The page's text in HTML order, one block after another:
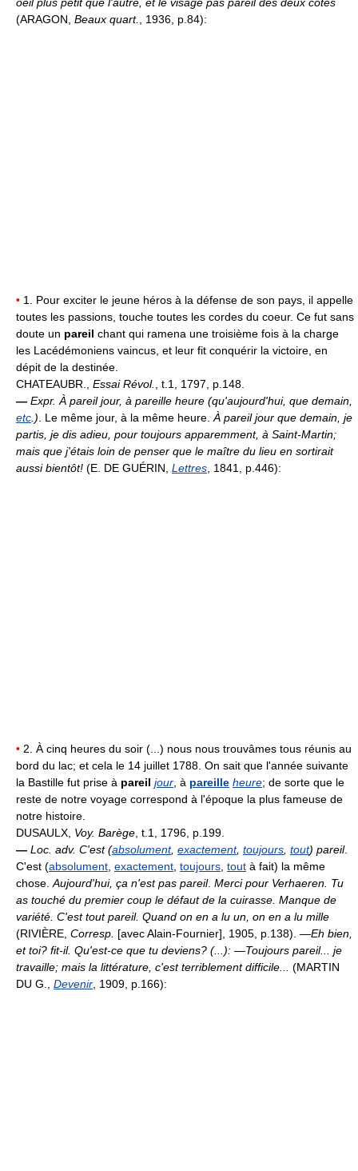
(ARAGON, Beaux quart. , 1936, p.84):
• 1. Pour exciter le jeune héros à la défense de son pays, il appelle
toutes les passions, touche toutes les cordes du coeur. Ce fut sans
doute un pareil chant qui ramena une troisième fois à la charge
les Lacédémoniens vaincus, et leur fit conquérir la victoire, en
dépit de la destinée.
CHATEAUBR., Essai Révol.
, t.1, 1797, p.148.
— Expr. À pareil jour, à pareille heure (qu'aujourd'hui, que demain,
etc .) . Le même jour, à la même heure. À pareil jour que demain, je
partis, je dis adieu, pour toujours apparemment, à Saint-Martin;
mais que j'étais loin de penser que le maître du lieu en sortirait
aussi bientôt! (E. DE GUÉRIN, Lettres , 1841, p.446):
• 2. À cinq heures du soir (...) nous nous trouvâmes tous réunis au
bord du lac; et cela le 14 juillet 1788. On sait que l'année suivante
la Bastille fut prise à pareil jour , à pareille heure; de sorte que le
reste de notre voyage correspond à l'époque la plus fameuse de
notre histoire.
DUSAULX, Voy. Barège , t.1, 1796, p.199.
— Loc. adv. C'est (absolument, exactement, toujours tout) pareil.
C'est (absolument exactement toujours tout à fait) la même
chose. Aujourd'hui, ça n'est pas pareil. Merci pour Verhaeren. Tu
as touché du premier coup le défaut de la cuirasse. Manque de
variété. C'est tout pareil. Quand on en a lu un, on en a lu mille
(RIVIÈRE, Corresp. [avec Alain-Fournier], 1905, p.138). —Eh bien,
et toi? fit-il. Qu'est-ce que tu deviens? (...): —Toujours pareil... je
travaille; mais la littérature, c'est terriblement difficile...
(MARTIN
DU G., Devenir , 1909, p.166):